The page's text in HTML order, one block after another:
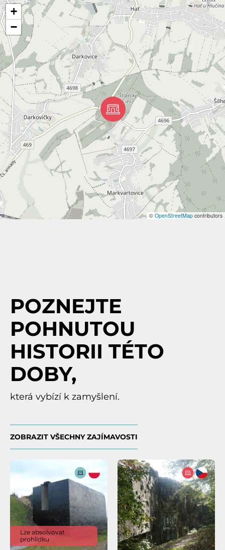
+
−
© OpenStreetMap contributors
POZNEJTE
POHNUTOU
HISTORII TÉTO
DOBY,
která vybízí k zamyšlení.
ZOBRAZIT VŠECHNY ZAJÍMAVOSTI
Lze absolvovat
prohlídku